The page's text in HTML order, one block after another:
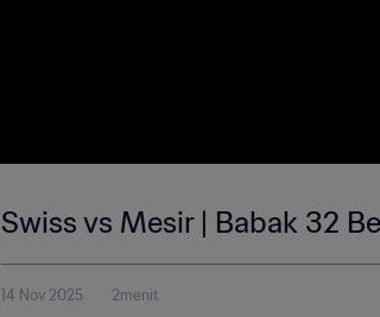
Swiss vs Mesir | Babak 32
14 Nov 2025 2menit